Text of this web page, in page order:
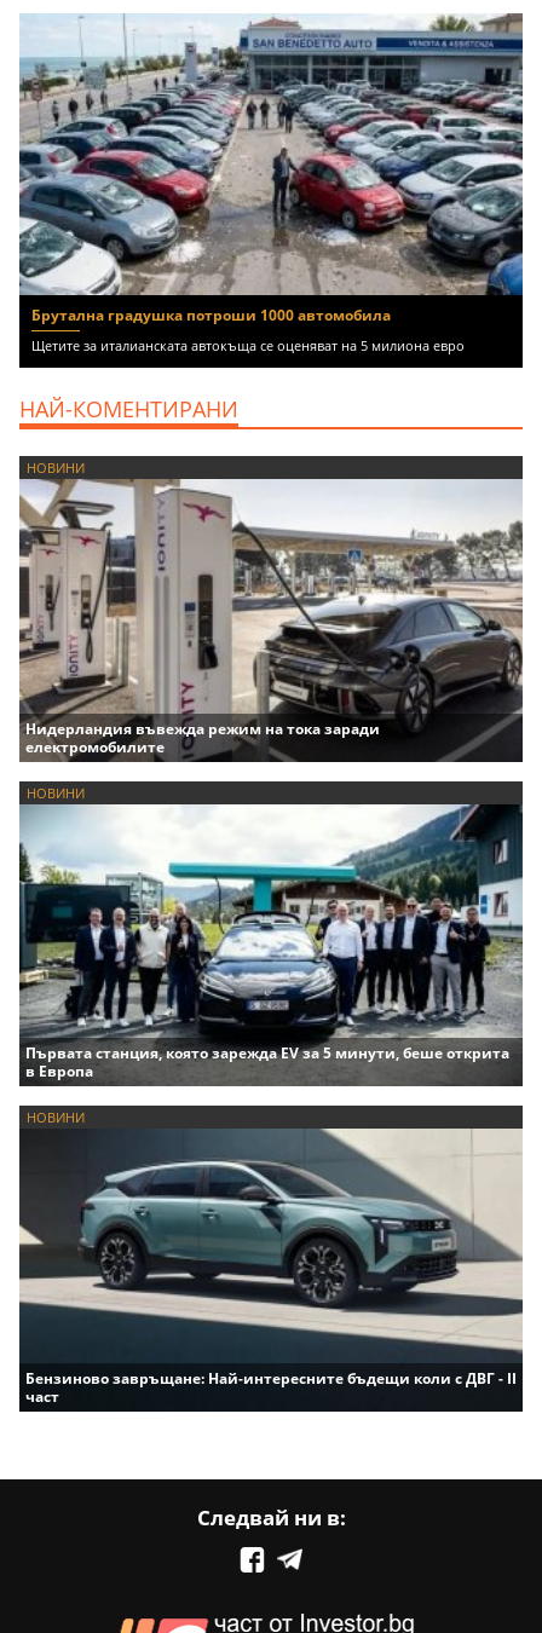
Брутална градушка потроши 1000 автомобила
Щетите за италианската автокъща се оценяват на 5 милиона евро
НАЙ-КОМЕНТИРАНИ
НОВИНИ
Нидерландия въвежда режим на тока заради
електромобилите
НОВИНИ
Първата станция, която зарежда EV за 5 минути, беше открита
в Европа
НОВИНИ
Бензиново завръщане: Най-интересните бъдещи коли с ДВГ - II
част
Следвай ни в: